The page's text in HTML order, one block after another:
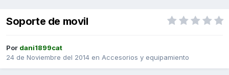
Soporte de movil
Por dani1899cat
24 de Noviembre del 2014 en Accesorios y equipamiento